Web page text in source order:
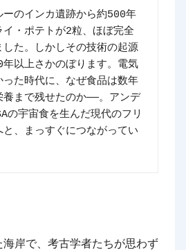
r
a
d
のインカ遺跡から約500年
・ポテトが2粒、ほぼ完全
した。しかしその技術の起源
以上さかのぼります。電気
った時代に、なぜ食品は数年
養まで残せたのか——。アンデ
の宇宙食を生んだ現代のフリ
、まっすぐにつながってい
岸で、考古学者たちが思わず